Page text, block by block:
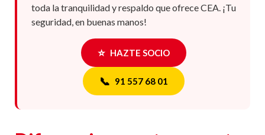
toda la tranquilidad y respaldo que ofrece CEA. ¡Tu
seguridad, en buenas manos!
⭐ HAZTE SOCIO
📞 91 557 68 01